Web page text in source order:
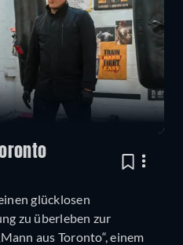
glücklosen
zu überleben zur
aus Toronto“, einem